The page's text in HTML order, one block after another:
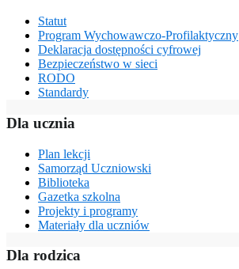
Statut
Program Wychowawczo-Profilaktyczny
Deklaracja dostępności cyfrowej
Bezpieczeństwo w sieci
RODO
Standardy
Dla ucznia
Plan lekcji
Samorząd Uczniowski
Biblioteka
Gazetka szkolna
Projekty i programy
Materiały dla uczniów
Dla rodzica